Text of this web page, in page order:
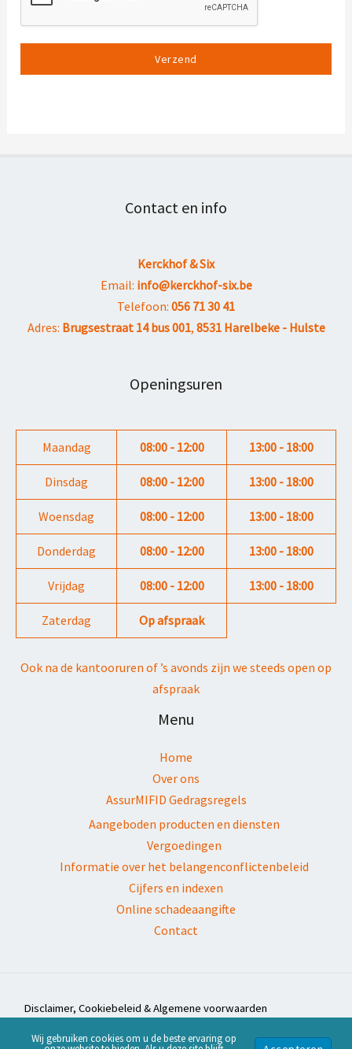
Verzend
Contact en info
Kerckhof & Six
Email: info@kerckhof-six.be
Telefoon: 056 71 30 41
Adres: Brugsestraat 14 bus 001, 8531 Harelbeke - Hulste
Openingsuren
Maandag 08:00 - 12:00 13:00 - 18:00
Dinsdag 08:00 - 12:00 13:00 - 18:00
Woensdag 08:00 - 12:00 13:00 - 18:00
Donderdag 08:00 - 12:00 13:00 - 18:00
Vrijdag 08:00 - 12:00 13:00 - 18:00
Zaterdag Op afspraak
Ook na de kantooruren of ’s avonds zijn we steeds open op
afspraak
Menu
Home
Over ons
AssurMIFID Gedragsregels
Aangeboden producten en diensten
Vergoedingen
Informatie over het belangenconflictenbeleid
Cijfers en indexen
Online schadeaangifte
Contact
Disclaimer, Cookiebeleid & Algemene voorwaarden
Copyright © 2026 Kerckhof & Six | Ontwikkeld doorWebassur
Wij gebruiken cookies om u de beste ervaring op